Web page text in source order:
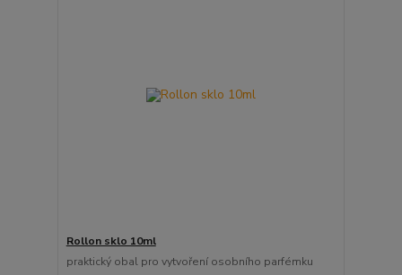
Rollon sklo 10ml
praktický obal pro vytvoření osobního parfémku